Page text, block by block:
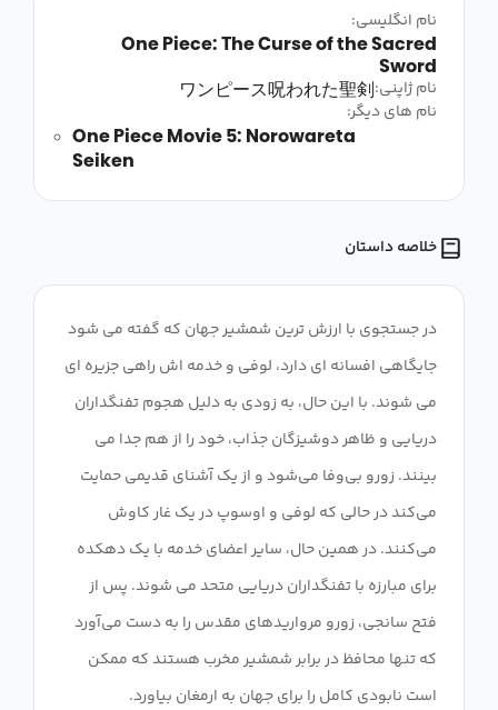
نام انگلیسی:
One Piece: The Curse of the Sacred
Sword
نام ژاپنی:ワンピース呪われた聖剣
نام های دیگر:
One Piece Movie 5: Norowareta
Seiken
خلاصه داستان
در جستجوی با ارزش ترین شمشیر جهان که گفته می شود
جایگاهی افسانه ای دارد، لوفی و ​​خدمه اش راهی جزیره ای
می شوند. با این حال، به زودی به دلیل هجوم تفنگداران
دریایی و ظاهر دوشیزگان جذاب، خود را از هم جدا می
بینند. زورو بی‌وفا می‌شود و از یک آشنای قدیمی حمایت
می‌کند در حالی که لوفی و ​​اوسوپ در یک غار کاوش
می‌کنند. در همین حال، سایر اعضای خدمه با یک دهکده
برای مبارزه با تفنگداران دریایی متحد می شوند. پس از
فتح سانجی، زورو مرواریدهای مقدس را به دست می‌آورد
که تنها محافظ در برابر شمشیر مخرب هستند که ممکن
است نابودی کامل را برای جهان به ارمغان بیاورد.